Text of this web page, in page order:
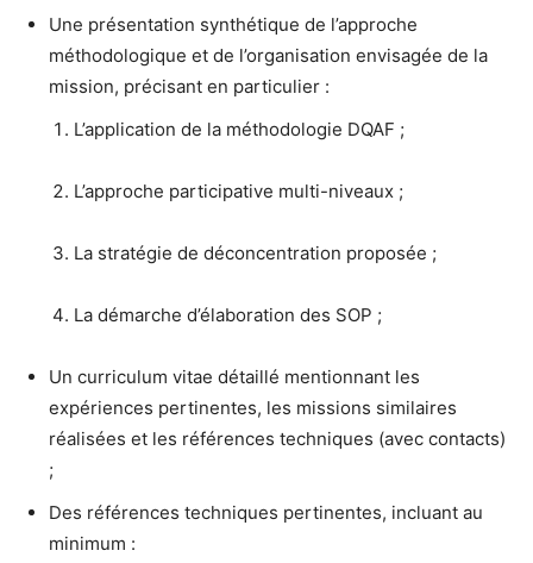
Une présentation synthétique de l’approche
méthodologique et de l’organisation envisagée de la
mission, précisant en particulier :
L’application de la méthodologie DQAF ;
L’approche participative multi-niveaux ;
La stratégie de déconcentration proposée ;
La démarche d’élaboration des SOP ;
Un curriculum vitae détaillé mentionnant les
expériences pertinentes, les missions similaires
réalisées et les références techniques (avec contacts)
;
Des références techniques pertinentes, incluant au
minimum :